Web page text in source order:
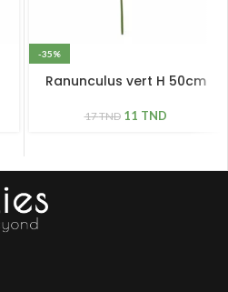
-35%
Ranunculus vert H 50cm
17TND 11 TND